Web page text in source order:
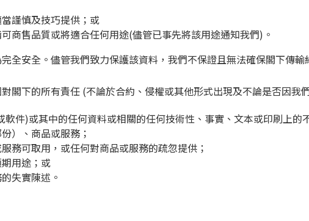
謹慎及技巧提供；或
商售品質或將適合任何用途(儘管已事先將該用途通知我們)。
全安全。儘管我們致力保護該資料，我們不保證且無法確保閣下傳
閣下的所有責任 (不論於合約、侵權或其他形式出現及不論是否因我
件)或其中的任何資料或相關的任何技術性、事實、文本或印刷上的
）、商品或服務；
務可取用，或任何對商品或服務的疏忽提供；
用途；或
失實陳述。